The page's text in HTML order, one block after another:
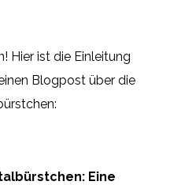
Hier ist die Einleitung
Blogpost über die
Eine